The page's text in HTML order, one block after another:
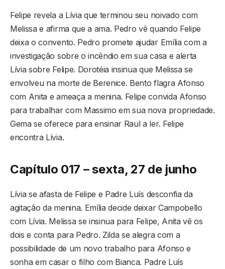
Felipe revela a Lívia que terminou seu noivado com
Melissa e afirma que a ama. Pedro vê quando Felipe
deixa o convento. Pedro promete ajudar Emília com a
investigação sobre o incêndio em sua casa e alerta
Lívia sobre Felipe. Dorotéia insinua que Melissa se
envolveu na morte de Berenice. Bento flagra Afonso
com Anita e ameaça a menina. Felipe convida Afonso
para trabalhar com Massimo em sua nova propriedade.
Gema se oferece para ensinar Raul a ler. Felipe
encontra Lívia.
Capítulo 017 – sexta, 27 de junho
Lívia se afasta de Felipe e Padre Luís desconfia da
agitação da menina. Emília decide deixar Campobello
com Lívia. Melissa se insinua para Felipe, Anita vê os
dois e conta para Pedro. Zilda se alegra com a
possibilidade de um novo trabalho para Afonso e
sonha em casar o filho com Bianca. Padre Luís